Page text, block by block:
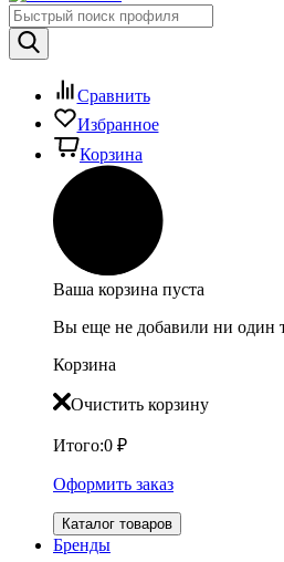
Сравнить
Избранное
Корзина
Ваша корзина пуста
Вы еще не добавили ни один
Корзина
Очистить корзину
Итого:0 ₽
Оформить заказ
Каталог товаров
Бренды